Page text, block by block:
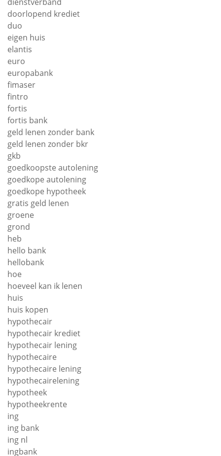
doorlopend krediet
duo
eigen huis
elantis
euro
europabank
fimaser
fintro
fortis
fortis bank
geld lenen zonder bank
geld lenen zonder bkr
gkb
goedkoopste autolening
goedkope autolening
goedkope hypotheek
gratis geld lenen
groene
grond
heb
hello bank
hellobank
hoe
hoeveel kan ik lenen
huis
huis kopen
hypothecair
hypothecair krediet
hypothecair lening
hypothecaire
hypothecaire lening
hypothecairelening
hypotheek
hypotheekrente
ing
ing bank
ing nl
ingbank